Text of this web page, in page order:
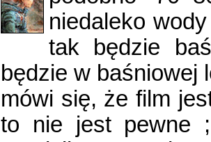
niedaleko
tak będzie
będzie w baśniowej
mówi się, że film
to nie jest pewne